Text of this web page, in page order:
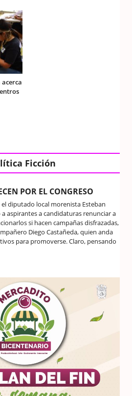
Ficción
POR EL CONGRESO
el diputado local morenista Esteban
aspirantes a candidaturas renunciar a
si hacen campañas disfrazadas,
Diego Castañeda, quien anda
para promoverse. Claro, pensando